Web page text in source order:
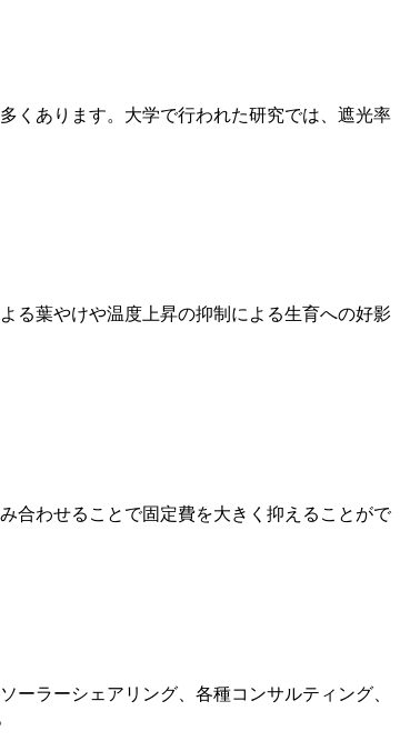
くあります。大学で行われた研究では、遮光率
る葉やけや温度上昇の抑制による生育への好影
合わせることで固定費を大きく抑えることがで
ラーシェアリング、各種コンサルティング、